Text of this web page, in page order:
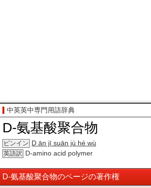
中英英中専門用語辞典
D-氨基酸聚合物
ピンイン D ān jī suān jù hé wù
英語訳 D-amino acid polymer
D-氨基酸聚合物のページの著作権